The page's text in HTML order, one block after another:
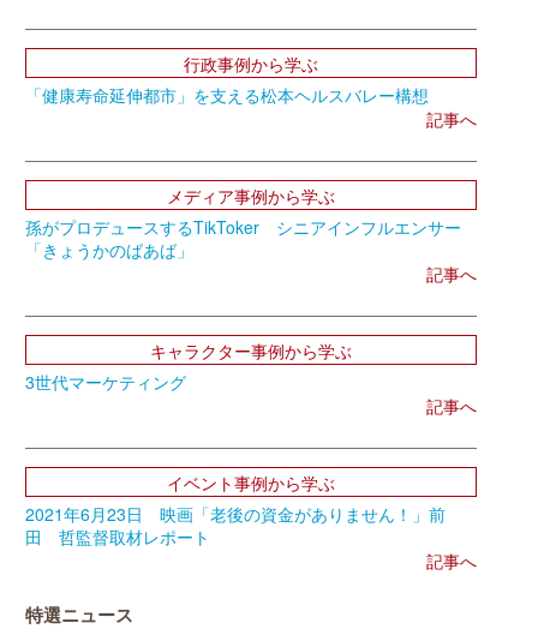
行政事例から学ぶ
「健康寿命延伸都市」を支える松本ヘルスバレー構想
記事へ
メディア事例から学ぶ
孫がプロデュースするTikToker シニアインフルエンサー
「きょうかのばあば」
記事へ
キャラクター事例から学ぶ
3世代マーケティング
記事へ
イベント事例から学ぶ
2021年6月23日 映画「老後の資金がありません！」前
田 哲監督取材レポート
記事へ
特選ニュース